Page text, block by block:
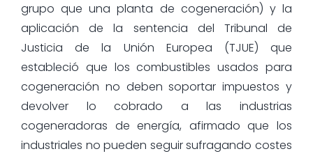
grupo que una planta de cogeneración) y la
aplicación de la sentencia del Tribunal de
Justicia de la Unión Europea (TJUE) que
estableció que los combustibles usados para
cogeneración no deben soportar impuestos y
devolver lo cobrado a las industrias
cogeneradoras de energía, afirmado que los
industriales no pueden seguir sufragando costes